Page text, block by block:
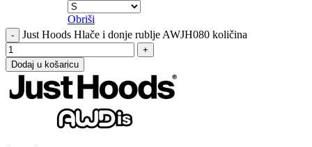
Obriši
Just Hoods Hlače i donje rublje AWJH080 količina
Dodaj u košaricu